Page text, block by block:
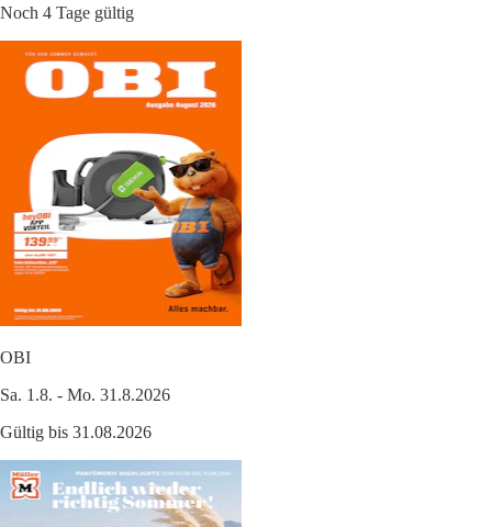
Noch 4 Tage gültig
OBI
Sa. 1.8. - Mo. 31.8.2026
Gültig bis 31.08.2026